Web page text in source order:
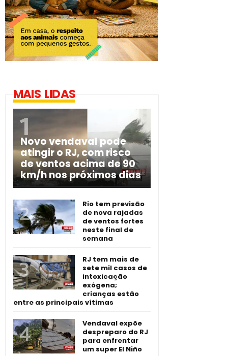
MAIS LIDAS
Novo vendaval pode
atingir o RJ, com risco
de ventos acima de 90
km/h nos próximos dias
Rio tem previsão
de nova rajadas
de ventos fortes
neste final de
semana
RJ tem mais de
sete mil casos de
intoxicação
exógena;
crianças estão
entre as principais vítimas
Vendaval expõe
despreparo do RJ
para enfrentar
um super El Niño